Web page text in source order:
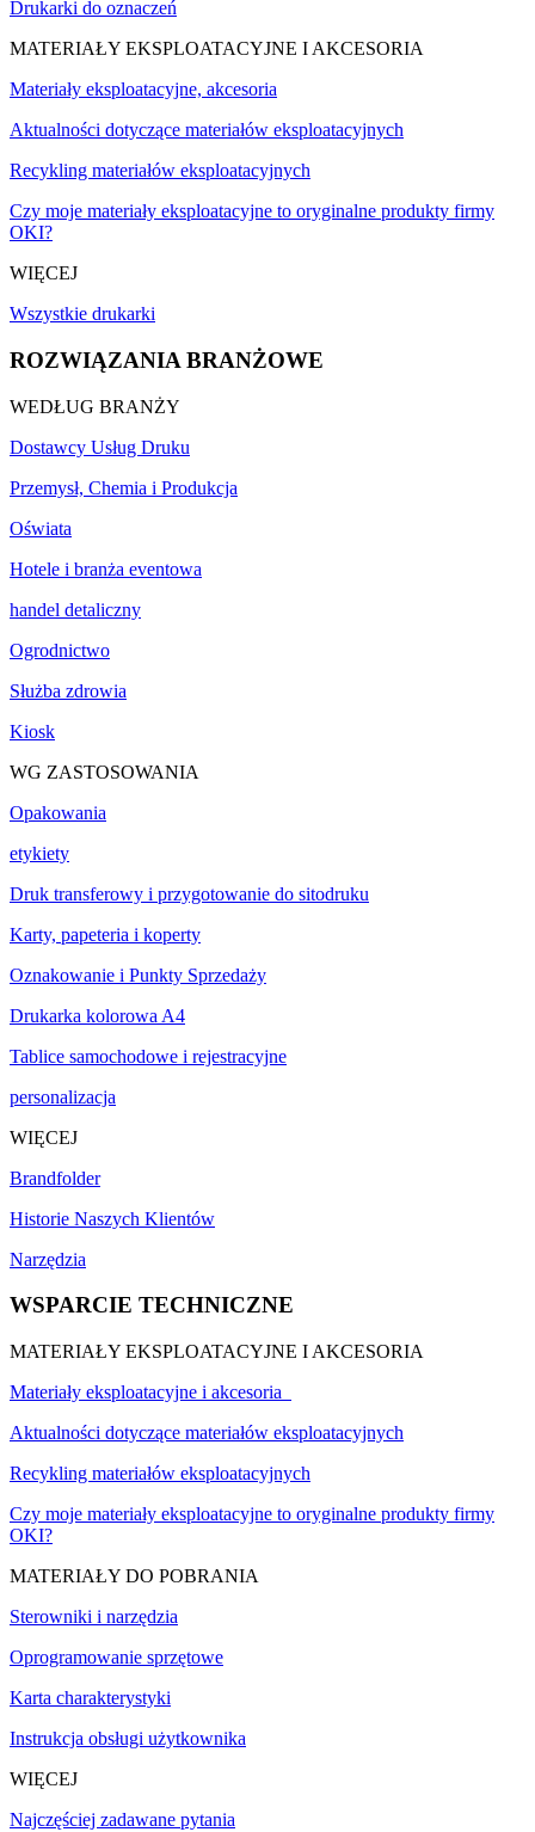
Drukarki do oznaczeń
MATERIAŁY EKSPLOATACYJNE I AKCESORIA
Materiały eksploatacyjne, akcesoria
Aktualności dotyczące materiałów eksploatacyjnych
Recykling materiałów eksploatacyjnych
Czy moje materiały eksploatacyjne to oryginalne produkty firmy
OKI?
WIĘCEJ
Wszystkie drukarki
ROZWIĄZANIA BRANŻOWE
WEDŁUG BRANŻY
Dostawcy Usług Druku
Przemysł, Chemia i Produkcja
Oświata
Hotele i branża eventowa
handel detaliczny
Ogrodnictwo
Służba zdrowia
Kiosk
WG ZASTOSOWANIA
Opakowania
etykiety
Druk transferowy i przygotowanie do sitodruku
Karty, papeteria i koperty
Oznakowanie i Punkty Sprzedaży
Drukarka kolorowa A4
Tablice samochodowe i rejestracyjne
personalizacja
WIĘCEJ
Brandfolder
Historie Naszych Klientów
Narzędzia
WSPARCIE TECHNICZNE
MATERIAŁY EKSPLOATACYJNE I AKCESORIA
Materiały eksploatacyjne i akcesoria
Aktualności dotyczące materiałów eksploatacyjnych
Recykling materiałów eksploatacyjnych
Czy moje materiały eksploatacyjne to oryginalne produkty firmy
OKI?
MATERIAŁY DO POBRANIA
Sterowniki i narzędzia
Oprogramowanie sprzętowe
Karta charakterystyki
Instrukcja obsługi użytkownika
WIĘCEJ
Najczęściej zadawane pytania